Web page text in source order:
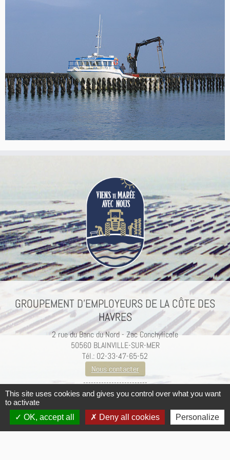
GROUPEMENT D’EMPLOYEURS DE LA CÔTE DES
HAVRES
2 rue du Banc du Nord - Zac Conchylicole
50560 BLAINVILLE-SUR-MER
Tél.: 02-33-47-65-52
Nous contacter
-------------------------
Mentions légales / Crédits
This site uses cookies and gives you control over what you want
to activate
OK, accept all
Deny all cookies Personalize